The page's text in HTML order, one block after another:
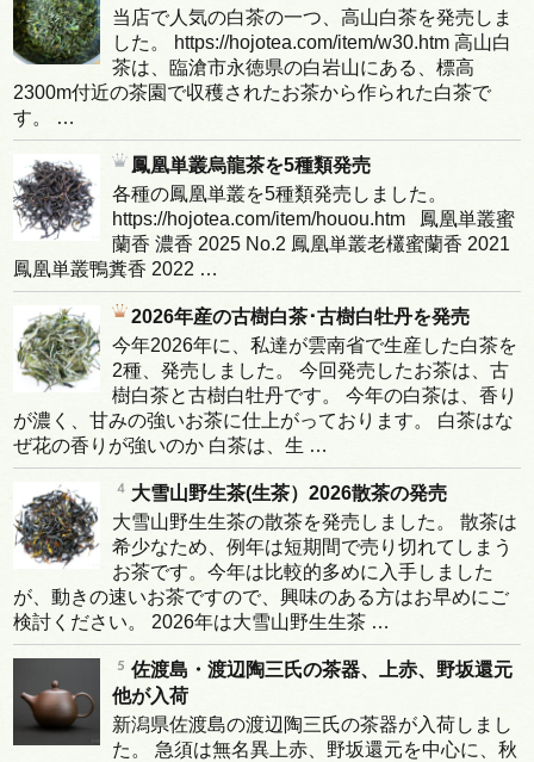
当店で人気の白茶の一つ、高山白茶を発売しま
した。 https://hojotea.com/item/w30.htm 高山白
茶は、臨滄市永徳県の白岩山にある、標高
2300m付近の茶園で収穫されたお茶から作られた白茶で
す。 …
鳳凰単叢烏龍茶を5種類発売
各種の鳳凰単叢を5種類発売しました。
https://hojotea.com/item/houou.htm 鳳凰単叢蜜
蘭香 濃香 2025 No.2 鳳凰単叢老欉蜜蘭香 2021
鳳凰単叢鴨糞香 2022 …
2026年産の古樹白茶･古樹白牡丹を発売
今年2026年に、私達が雲南省で生産した白茶を
2種、発売しました。 今回発売したお茶は、古
樹白茶と古樹白牡丹です。 今年の白茶は、香り
が濃く、甘みの強いお茶に仕上がっております。 白茶はな
ぜ花の香りが強いのか 白茶は、生 …
大雪山野生茶(生茶）2026散茶の発売
大雪山野生生茶の散茶を発売しました。 散茶は
希少なため、例年は短期間で売り切れてしまう
お茶です。今年は比較的多めに入手しました
が、動きの速いお茶ですので、興味のある方はお早めにご
検討ください。 2026年は大雪山野生生茶 …
佐渡島・渡辺陶三氏の茶器、上赤、野坂還元
他が入荷
新潟県佐渡島の渡辺陶三氏の茶器が入荷しまし
た。 急須は無名異上赤、野坂還元を中心に、秋